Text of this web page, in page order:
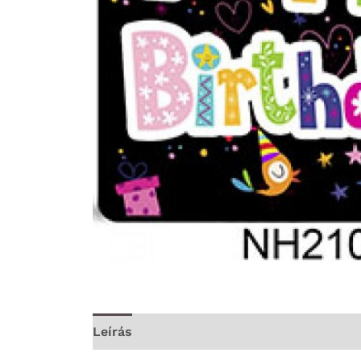
Leírás